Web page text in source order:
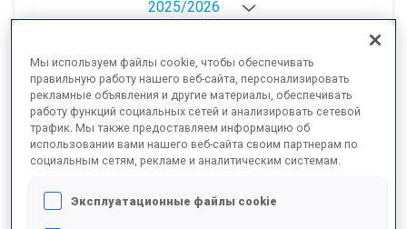
2025/2026
ЧЕМПИОНАТ МИРА IBU СРЕДИ ЮНОШЕЙ И
ЮНИОРОВ
Мы используем файлы cookie, чтобы обеспечивать
правильную работу нашего веб-сайта, персонализировать
рекламные объявления и другие материалы, обеспечивать
работу функций социальных сетей и анализировать сетевой
трафик. Мы также предоставляем информацию об
использовании вами нашего веб-сайта своим партнерам по
социальным сетям, рекламе и аналитическим системам.
Эксплуатационные файлы cookie